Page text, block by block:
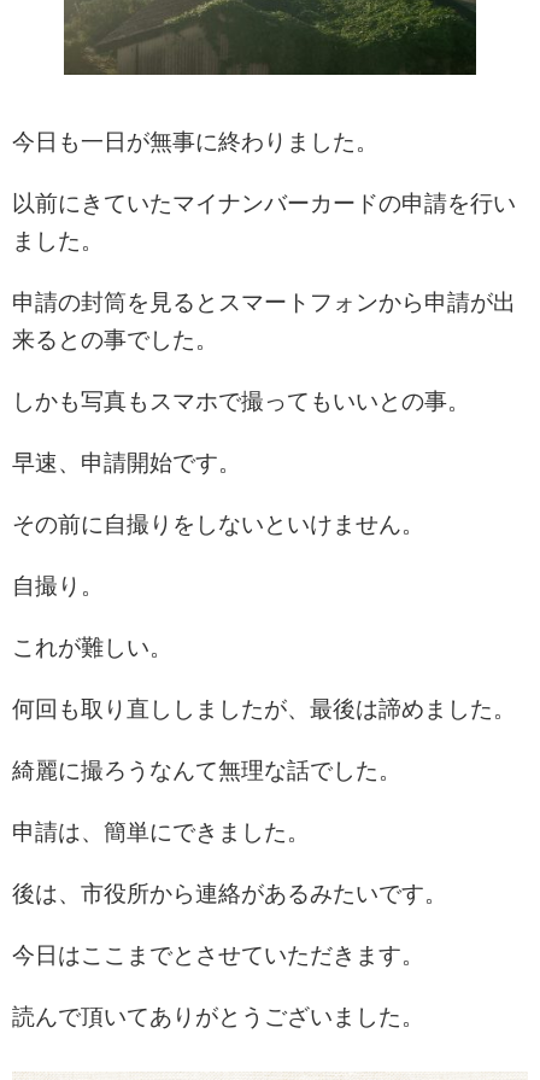
今日も一日が無事に終わりました。
以前にきていたマイナンバーカードの申請を行い
ました。
申請の封筒を見るとスマートフォンから申請が出
来るとの事でした。
しかも写真もスマホで撮ってもいいとの事。
早速、申請開始です。
その前に自撮りをしないといけません。
自撮り。
これが難しい。
何回も取り直ししましたが、最後は諦めました。
綺麗に撮ろうなんて無理な話でした。
申請は、簡単にできました。
後は、市役所から連絡があるみたいです。
今日はここまでとさせていただきます。
読んで頂いてありがとうございました。